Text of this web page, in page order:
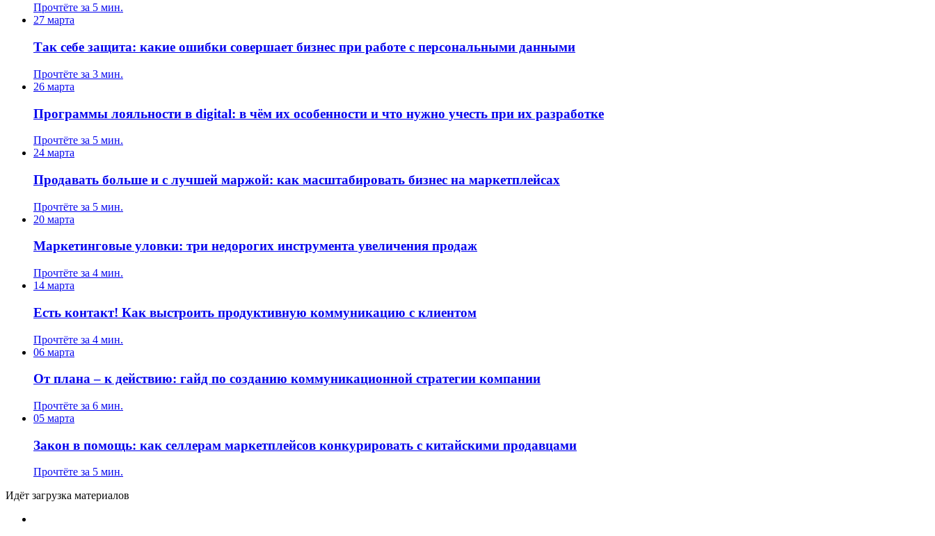
Прочтёте за 5 мин.
27 марта
Так себе защита: какие ошибки совершает бизнес при работе с персональными данными
Прочтёте за 3 мин.
26 марта
Программы лояльности в digital: в чём их особенности и что нужно учесть при их разработке
Прочтёте за 5 мин.
24 марта
Продавать больше и с лучшей маржой: как масштабировать бизнес на маркетплейсах
Прочтёте за 5 мин.
20 марта
Маркетинговые уловки: три недорогих инструмента увеличения продаж
Прочтёте за 4 мин.
14 марта
Есть контакт! Как выстроить продуктивную коммуникацию с клиентом
Прочтёте за 4 мин.
06 марта
От плана – к действию: гайд по созданию коммуникационной стратегии компании
Прочтёте за 6 мин.
05 марта
Закон в помощь: как селлерам маркетплейсов конкурировать с китайскими продавцами
Прочтёте за 5 мин.
Идёт загрузка материалов